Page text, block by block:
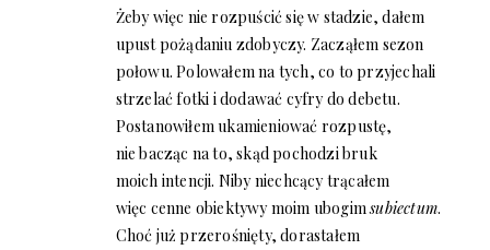
Żeby więc nie rozpuścić się w stadzie, dałem
upust pożądaniu zdobyczy. Zacząłem sezon
połowu. Polowałem na tych, co to przyjechali
strzelać fotki i dodawać cyfry do debetu.
Postanowiłem ukamieniować rozpustę,
nie bacząc na to, skąd pochodzi bruk
moich intencji. Niby niechcący trącałem
więc cenne obiektywy moim ubogimsubiectum.
Choć już przerośnięty, dorastałem